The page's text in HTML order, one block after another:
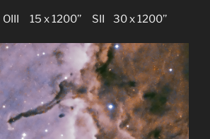
15 x 1200’’ SII 30 x 1200’’